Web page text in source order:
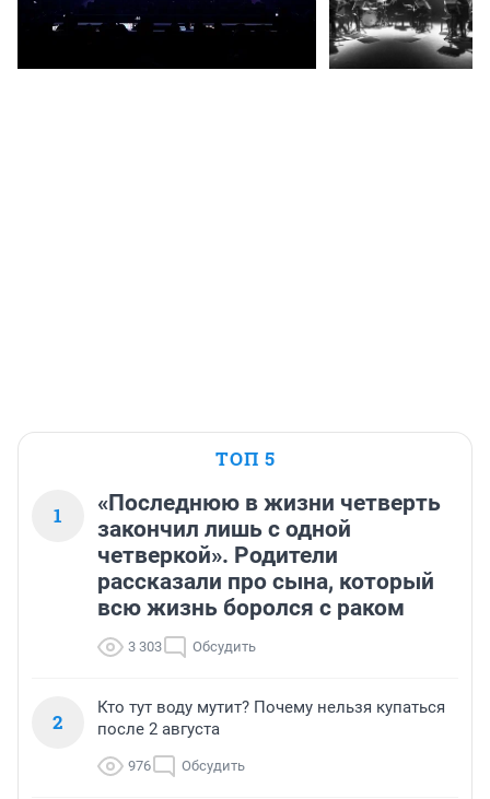
ТОП 5
1
«Последнюю в жизни четверть
закончил лишь с одной
четверкой». Родители
рассказали про сына, который
всю жизнь боролся с раком
3 303 Обсудить
2
Кто тут воду мутит? Почему нельзя купаться
после 2 августа
976 Обсудить